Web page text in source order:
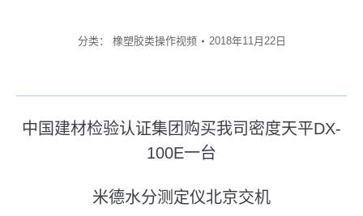
分类： 橡塑胶类操作视频 2018年11月22日
历
的
中国建材检验认证集团购买我司密度天平DX-
100E一台
未
米德水分测定仪北京交机